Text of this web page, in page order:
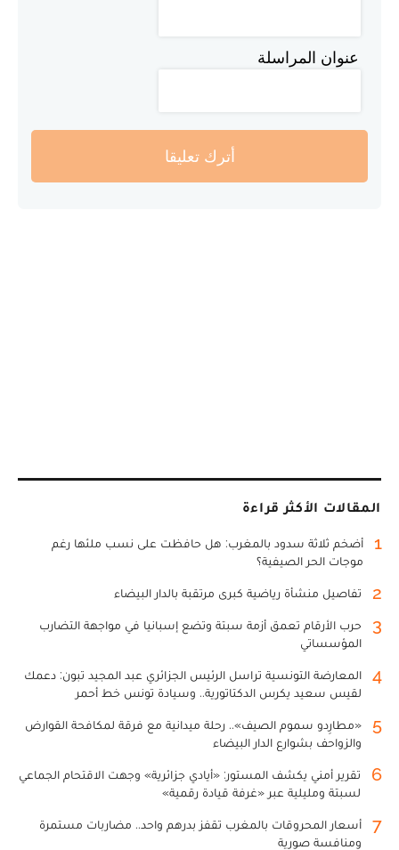
عنوان المراسلة
أترك تعليقا
المقالات الأكثر قراءة
1
أضخم ثلاثة سدود بالمغرب: هل حافظت على نسب ملئها رغم
موجات الحر الصيفية؟
2 تفاصيل منشأة رياضية كبرى مرتقبة بالدار البيضاء
3
حرب الأرقام تعمق أزمة سبتة وتضع إسبانيا في مواجهة التضارب
المؤسساتي
4
المعارضة التونسية تراسل الرئيس الجزائري عبد المجيد تبون: دعمك
لقيس سعيد يكرس الدكتاتورية.. وسيادة تونس خط أحمر
5
«مطارِدو سموم الصيف».. رحلة ميدانية مع فرقة لمكافحة القوارض
والزواحف بشوارع الدار البيضاء
6
تقرير أمني يكشف المستور: «أيادي جزائرية» وجهت الاقتحام الجماعي
لسبتة ومليلية عبر «غرفة قيادة رقمية»
7
أسعار المحروقات بالمغرب تقفز بدرهم واحد.. مضاربات مستمرة
ومنافسة صورية